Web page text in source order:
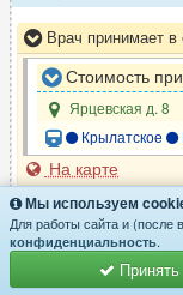
Врач принимает в
Стоимость
Ярцевская д. 8
Крылатское
На карте
Ц
Серго
Мы используем
Для работы сайта и (после
конфиденциальность.
Принять